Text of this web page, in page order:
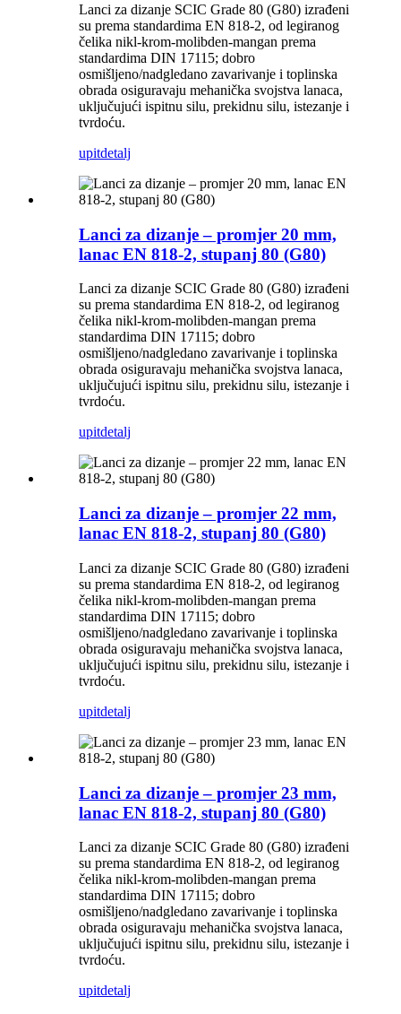
Lanci za dizanje SCIC Grade 80 (G80) izrađeni
su prema standardima EN 818-2, od legiranog
čelika nikl-krom-molibden-mangan prema
standardima DIN 17115; dobro
osmišljeno/nadgledano zavarivanje i toplinska
obrada osiguravaju mehanička svojstva lanaca,
uključujući ispitnu silu, prekidnu silu, istezanje i
tvrdoću.
upitdetalj
Lanci za dizanje – promjer 20 mm,
lanac EN 818-2, stupanj 80 (G80)
Lanci za dizanje SCIC Grade 80 (G80) izrađeni
su prema standardima EN 818-2, od legiranog
čelika nikl-krom-molibden-mangan prema
standardima DIN 17115; dobro
osmišljeno/nadgledano zavarivanje i toplinska
obrada osiguravaju mehanička svojstva lanaca,
uključujući ispitnu silu, prekidnu silu, istezanje i
tvrdoću.
upitdetalj
Lanci za dizanje – promjer 22 mm,
lanac EN 818-2, stupanj 80 (G80)
Lanci za dizanje SCIC Grade 80 (G80) izrađeni
su prema standardima EN 818-2, od legiranog
čelika nikl-krom-molibden-mangan prema
standardima DIN 17115; dobro
osmišljeno/nadgledano zavarivanje i toplinska
obrada osiguravaju mehanička svojstva lanaca,
uključujući ispitnu silu, prekidnu silu, istezanje i
tvrdoću.
upitdetalj
Lanci za dizanje – promjer 23 mm,
lanac EN 818-2, stupanj 80 (G80)
Lanci za dizanje SCIC Grade 80 (G80) izrađeni
su prema standardima EN 818-2, od legiranog
čelika nikl-krom-molibden-mangan prema
standardima DIN 17115; dobro
osmišljeno/nadgledano zavarivanje i toplinska
obrada osiguravaju mehanička svojstva lanaca,
uključujući ispitnu silu, prekidnu silu, istezanje i
tvrdoću.
upitdetalj